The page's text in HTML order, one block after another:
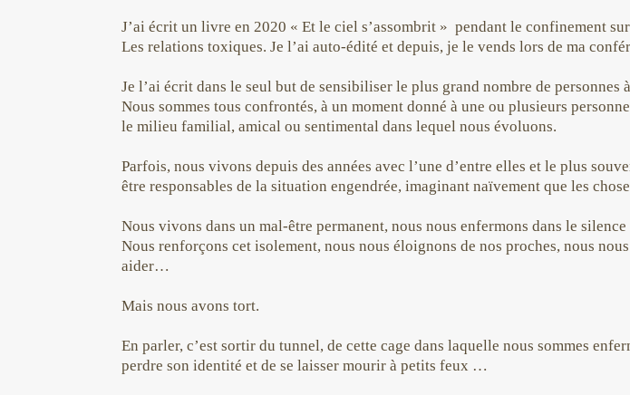
J’ai écrit un livre en 2020 « Et le ciel s’assombrit » pendant le confinement
Les relations toxiques. Je l’ai auto-édité et depuis, je le vends lors de ma
Je l’ai écrit dans le seul but de sensibiliser le plus grand nombre de personnes
Nous sommes tous confrontés, à un moment donné à une ou plusieurs
le milieu familial, amical ou sentimental dans lequel nous évoluons.
Parfois, nous vivons depuis des années avec l’une d’entre elles et le plus
être responsables de la situation engendrée, imaginant naïvement que les
Nous vivons dans un mal-être permanent, nous nous enfermons dans le silence
Nous renforçons cet isolement, nous nous éloignons de nos proches, nous
aider…
Mais nous avons tort.
En parler, c’est sortir du tunnel, de cette cage dans laquelle nous sommes
perdre son identité et de se laisser mourir à petits feux …